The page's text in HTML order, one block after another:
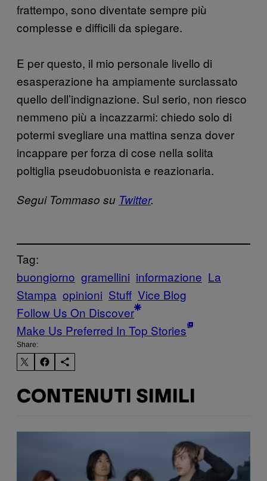
frattempo, sono diventate sempre più
complesse e difficili da spiegare.
E per questo, il mio personale livello di
esasperazione ha ampiamente surclassato
quello dell’indignazione. Sul serio, non riesco
nemmeno più a incazzarmi: chiedo solo di
potermi svegliare una mattina senza dover
incappare per forza di cose nella solita
poltiglia pseudobuonista e reazionaria.
Segui Tommaso su Twitter.
Tag:
buongiorno gramellini informazione La
Stampa opinioni Stuff Vice Blog
Follow Us On Discover
Make Us Preferred In Top Stories
Share:
CONTENUTI SIMILI